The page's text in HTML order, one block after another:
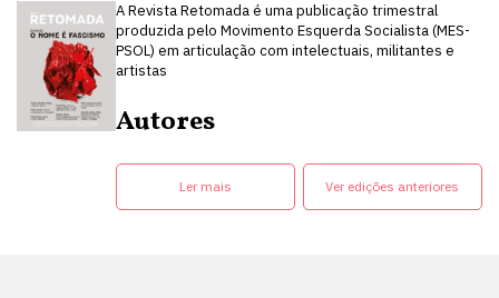
A Revista Retomada é uma publicação trimestral
produzida pelo Movimento Esquerda Socialista (MES-
PSOL) em articulação com intelectuais, militantes e
artistas
Autores
Ler mais Ver edições anteriores